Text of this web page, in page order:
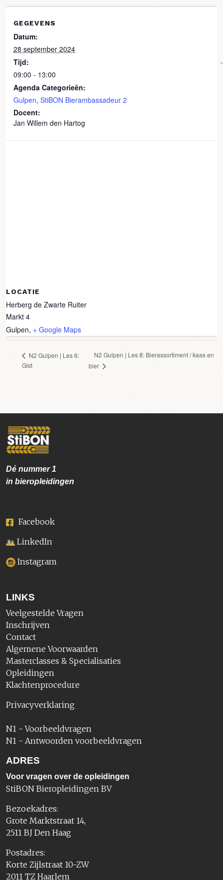
GEGEVENS
Datum:
28 september 2024
Tijd:
09:00 - 13:00
Agenda Categorieën:
Gulpen, StiBON Bierambassadeur 2
Docent:
Jan Willem den Hartog
LOCATIE
Herberg de Zwarte Ruiter
Markt 4
Gulpen, + Google Maps
N2 Gulpen | Les 6:
Gist
N2 Gulpen | Les 8: Bierassortiment / kaas en
bier
Dé nummer1
in bieropleidingen
Facebook
LinkedIn
Instagram
LINKS
Veelgestelde Vragen
Inschrijven
Contact
Algemene Voorwaarden
Masterclasses & Specialisaties
Opleidingen
Klachtenprocedure
Privacyverklaring
N1 - Voorbeeldvragen
N1 - Antwoorden voorbeeldvragen
ADRES
Voor vragen over de opleidingen
StiBON Bieropleidingen BV
Bezoekadres:
Grote Marktstraat 14,
2511 BJ Den Haag
Postadres:
Korte Zijlstraat 10-ZW
2011 TZ Haarlem